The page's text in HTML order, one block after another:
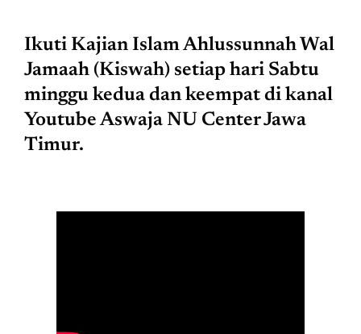
Ikuti Kajian Islam Ahlussunnah Wal
Jamaah (Kiswah) setiap hari Sabtu
minggu kedua dan keempat di kanal
Youtube Aswaja NU Center Jawa
Timur.